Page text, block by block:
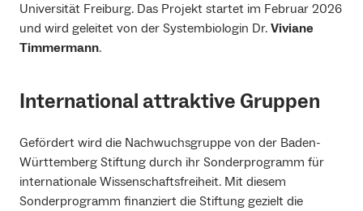
Universität Freiburg. Das Projekt startet im Februar 2026
und wird geleitet von der Systembiologin Dr. Viviane
Timmermann.
International attraktive Gruppen
Gefördert wird die Nachwuchsgruppe von der Baden-
Württemberg Stiftung durch ihr Sonderprogramm für
internationale Wissenschaftsfreiheit. Mit diesem
Sonderprogramm finanziert die Stiftung gezielt die